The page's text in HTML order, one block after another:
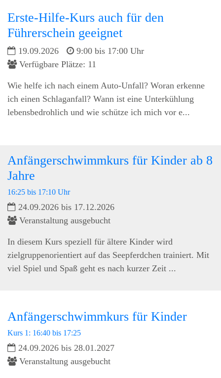
Erste-Hilfe-Kurs auch für den
Führerschein geeignet
19.09.2026
9:00 bis 17:00 Uhr
Verfügbare Plätze: 11
Wie helfe ich nach einem Auto-Unfall? Woran erkenne
ich einen Schlaganfall? Wann ist eine Unterkühlung
lebensbedrohlich und wie schütze ich mich vor e...
Anfängerschwimmkurs für Kinder ab 8
Jahre
16:25 bis 17:10 Uhr
24.09.2026 bis 17.12.2026
Veranstaltung ausgebucht
In diesem Kurs speziell für ältere Kinder wird
zielgruppenorientiert auf das Seepferdchen trainiert. Mit
viel Spiel und Spaß geht es nach kurzer Zeit ...
Anfängerschwimmkurs für Kinder
Kurs 1: 16:40 bis 17:25
24.09.2026 bis 28.01.2027
Veranstaltung ausgebucht